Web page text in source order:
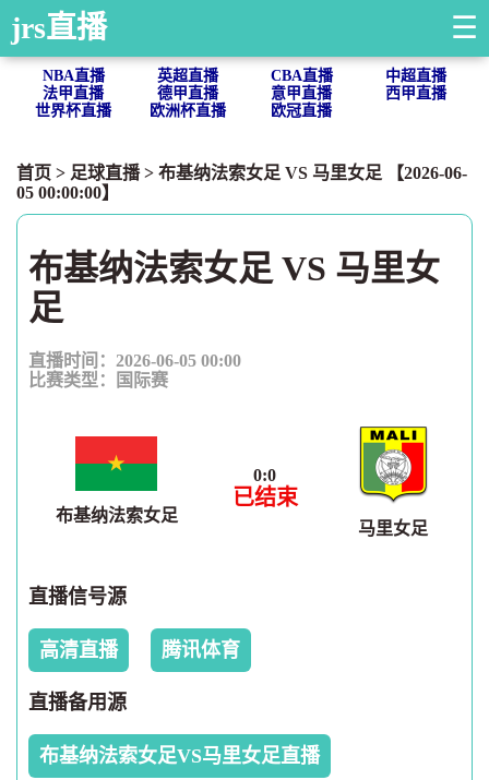
jrs直播 ☰
NBA直播 英超直播 CBA直播
中超直播
法甲直播
德甲直播 意甲直播
西甲直播
世界杯直播
欧洲杯直播 欧冠直播
首页 > 足球直播> 布基纳法索女足 VS 马里女足 【2026-06-
05 00:00:00】
布基纳法索女足 VS 马里女
足
直播时间：2026-06-05 00:00
比赛类型：
国际赛
布基纳法索女足
0:0
已结束
马里女足
直播信号源
高清直播 腾讯体育
直播备用源
布基纳法索女足VS马里女足直播